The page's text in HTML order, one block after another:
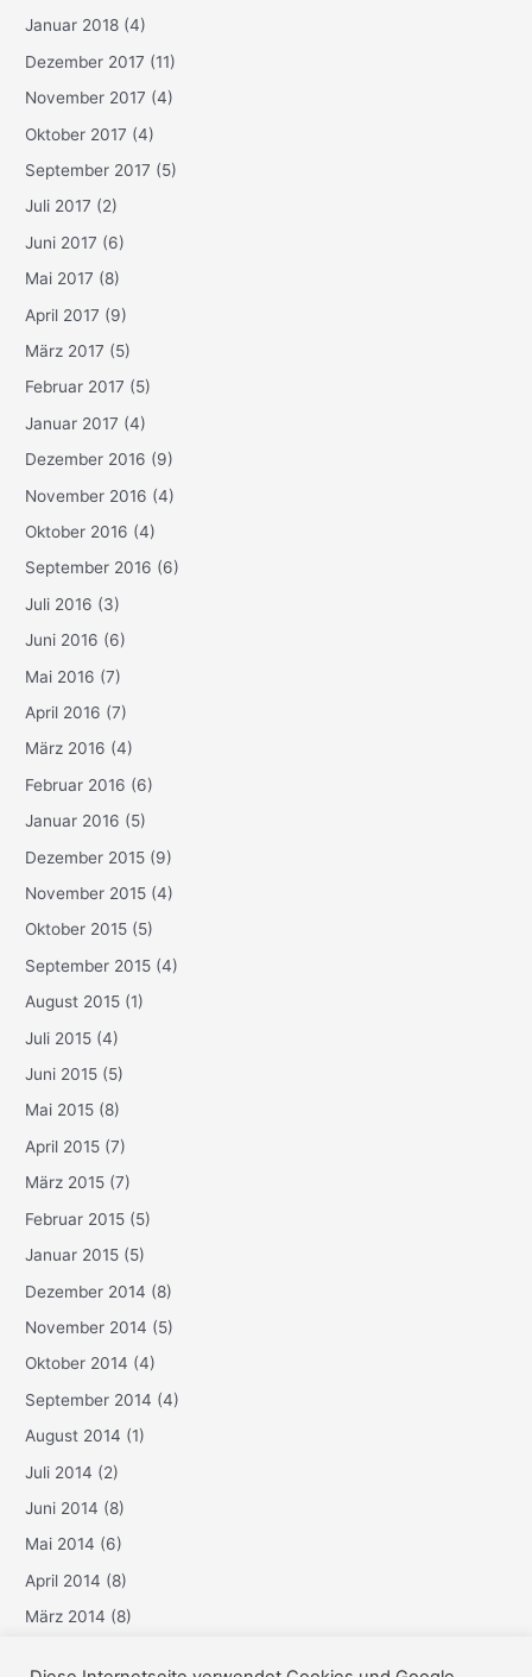
Januar 2018 (4)
Dezember 2017 (11)
November 2017 (4)
Oktober 2017 (4)
September 2017 (5)
Juli 2017 (2)
Juni 2017 (6)
Mai 2017 (8)
April 2017 (9)
März 2017 (5)
Februar 2017 (5)
Januar 2017 (4)
Dezember 2016 (9)
November 2016 (4)
Oktober 2016 (4)
September 2016 (6)
Juli 2016 (3)
Juni 2016 (6)
Mai 2016 (7)
April 2016 (7)
März 2016 (4)
Februar 2016 (6)
Januar 2016 (5)
Dezember 2015 (9)
November 2015 (4)
Oktober 2015 (5)
September 2015 (4)
August 2015 (1)
Juli 2015 (4)
Juni 2015 (5)
Mai 2015 (8)
April 2015 (7)
März 2015 (7)
Februar 2015 (5)
Januar 2015 (5)
Dezember 2014 (8)
November 2014 (5)
Oktober 2014 (4)
September 2014 (4)
August 2014 (1)
Juli 2014 (2)
Juni 2014 (8)
Mai 2014 (6)
April 2014 (8)
März 2014 (8)